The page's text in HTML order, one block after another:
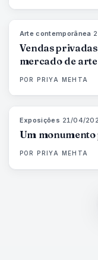
Arte contemporânea
Vendas
mercado de
POR PRIYA MEHTA
Exposições 21/04/
Um monumento
POR PRIYA MEHTA